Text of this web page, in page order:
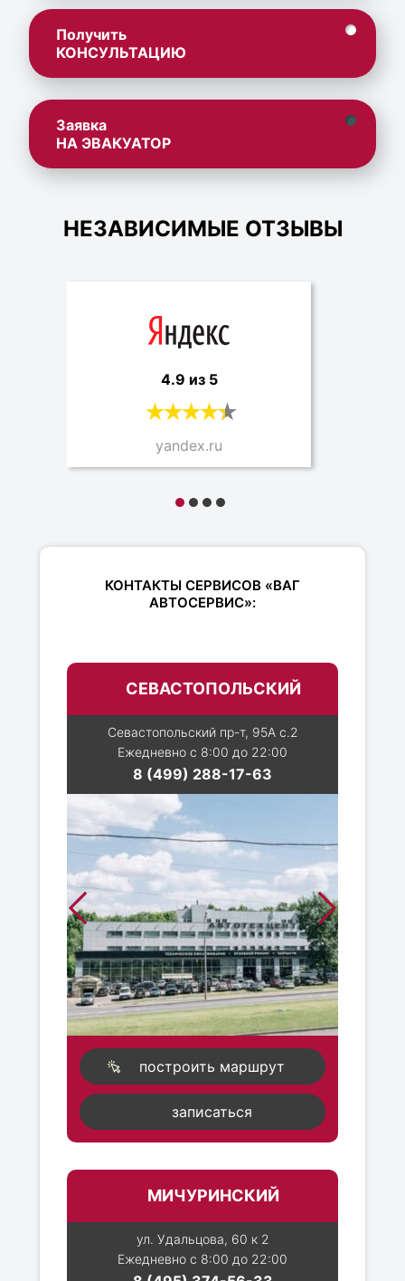
Получить
КОНСУЛЬТАЦИЮ
Заявка
НА ЭВАКУАТОР
НЕЗАВИСИМЫЕ ОТЗЫВЫ
4.9 из 5
yandex.ru
КОНТАКТЫ СЕРВИСОВ «ВАГ
АВТОСЕРВИС»:
СЕВАСТОПОЛЬСКИЙ
Севастопольский пр-т, 95А с.2
Ежедневно с 8:00 до 22:00
8 (499) 288-17-63
построить маршрут
записаться
МИЧУРИНСКИЙ
ул. Удальцова, 60 к 2
Ежедневно с 8:00 до 22:00